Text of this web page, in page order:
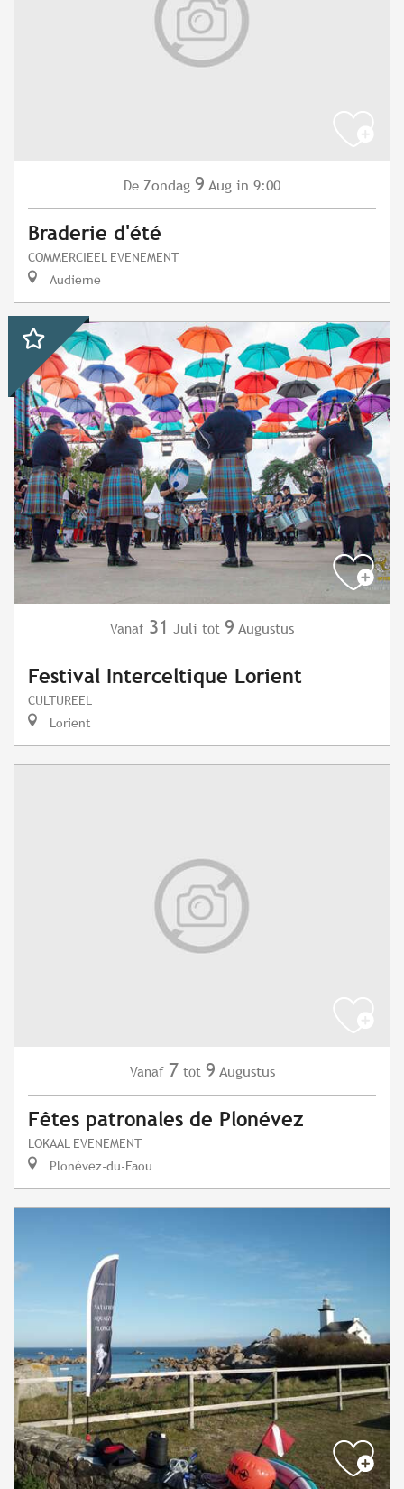
De Zondag 9 Aug in 9:00
Braderie d'été
COMMERCIEEL EVENEMENT
Audierne
Vanaf 31 Juli tot 9 Augustus
Festival Interceltique Lorient
CULTUREEL
Lorient
Vanaf 7 tot 9 Augustus
Fêtes patronales de Plonévez
LOKAAL EVENEMENT
Plonévez-du-Faou